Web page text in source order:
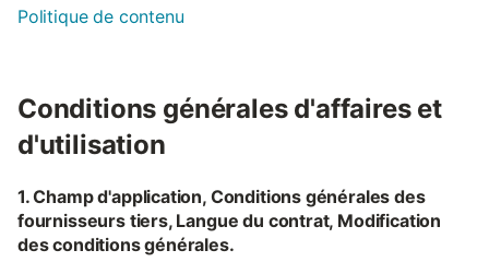
Politique de contenu
Conditions générales d'affaires et
d'utilisation
1. Champ d'application, Conditions générales des
fournisseurs tiers, Langue du contrat, Modification
des conditions générales.